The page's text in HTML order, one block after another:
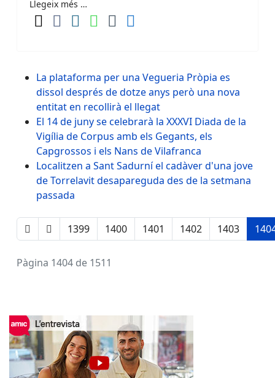
Llegeix més …
La plataforma per una Vegueria Pròpia es
dissol després de dotze anys però una nova
entitat en recollirà el llegat
El 14 de juny se celebrarà la XXXVI Diada de la
Vigília de Corpus amb els Gegants, els
Capgrossos i els Nans de Vilafranca
Localitzen a Sant Sadurní el cadàver d'una jove
de Torrelavit desapareguda des de la setmana
passada
1399 1400 1401 1402 1403
Pàgina 1404 de 1511